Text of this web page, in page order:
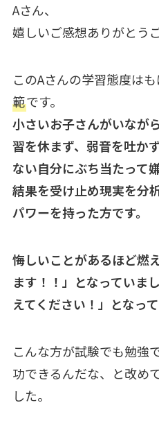
Aさん、
嬉しいご感想ありがとう
このAさんの学習態度は
範です。
小さいお子さんがいなが
習を休まず、弱音を吐か
ない自分にぶち当たって
結果を受け止め現実を分
パワーを持った方です。
悔しいことがあるほど燃
ます！！」となっていま
えてください！」となっ
こんな方が試験でも勉強
功できるんだな、と改め
した。